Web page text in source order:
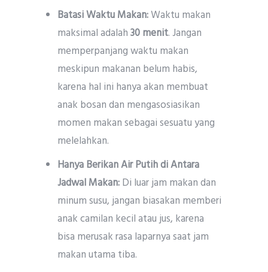
Batasi Waktu Makan:Waktu makan
maksimal adalah30 menit. Jangan
memperpanjang waktu makan
meskipun makanan belum habis,
karena hal ini hanya akan membuat
anak bosan dan mengasosiasikan
momen makan sebagai sesuatu yang
melelahkan.
Hanya Berikan Air Putih di Antara
Jadwal Makan:Di luar jam makan dan
minum susu, jangan biasakan memberi
anak camilan kecil atau jus, karena
bisa merusak rasa laparnya saat jam
makan utama tiba.